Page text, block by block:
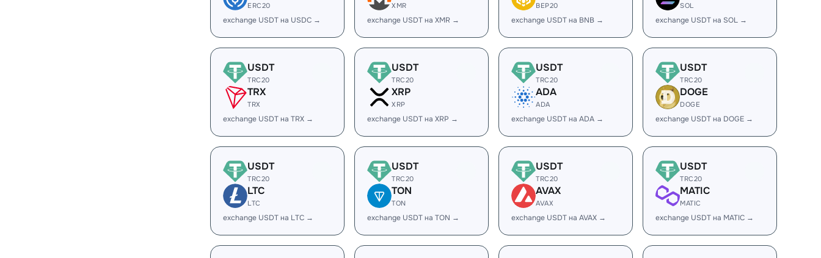
ERC20
exchange USDT на USDC →
XMR
exchange USDT на XMR →
BEP20
exchange USDT на BNB →
SOL
exchange USDT на SOL →
USDT
TRC20
TRX
TRX
exchange USDT на TRX →
USDT
TRC20
XRP
XRP
exchange USDT на XRP →
USDT
TRC20
ADA
ADA
exchange USDT на ADA →
USDT
TRC20
DOGE
DOGE
exchange USDT на DOGE →
USDT
TRC20
LTC
LTC
exchange USDT на LTC →
USDT
TRC20
TON
TON
exchange USDT на TON →
USDT
TRC20
AVAX
AVAX
exchange USDT на AVAX →
USDT
TRC20
MATIC
MATIC
exchange USDT на MATIC →